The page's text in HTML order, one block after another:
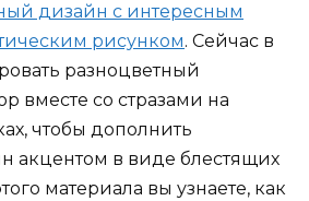
дизайн с интересным
рисунком. Сейчас в
разноцветный
вместе со стразами на
чтобы дополнить
акцентом в виде блестящих
материала вы узнаете, как